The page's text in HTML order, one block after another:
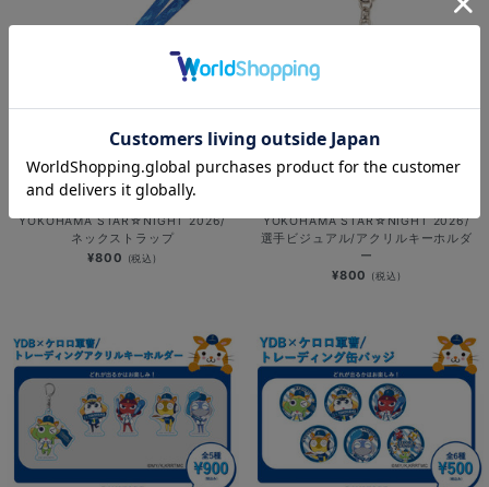
NEW
YOKOHAMA STAR☆NIGHT 2026/
ネックストラップ
¥800 (税込)
YOKOHAMA STAR☆NIGHT 2026/
選手ビジュアル/アクリルキーホルダ
ー
¥800 (税込)